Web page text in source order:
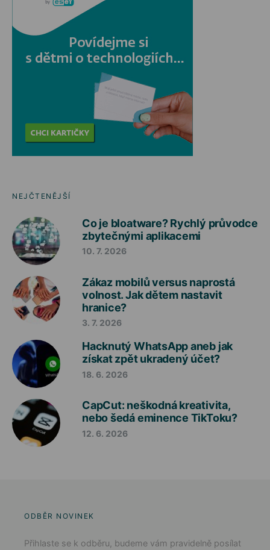
NEJČTENĚJŠÍ
Co je bloatware? Rychlý průvodce
zbytečnými aplikacemi
10. 7. 2026
Zákaz mobilů versus naprostá
volnost. Jak dětem nastavit
hranice?
3. 7. 2026
Hacknutý WhatsApp aneb jak
získat zpět ukradený účet?
18. 6. 2026
CapCut: neškodná kreativita,
nebo šedá eminence TikToku?
12. 6. 2026
ODBĚR NOVINEK
Přihlaste se k odběru, budeme vám pravidelně posílat